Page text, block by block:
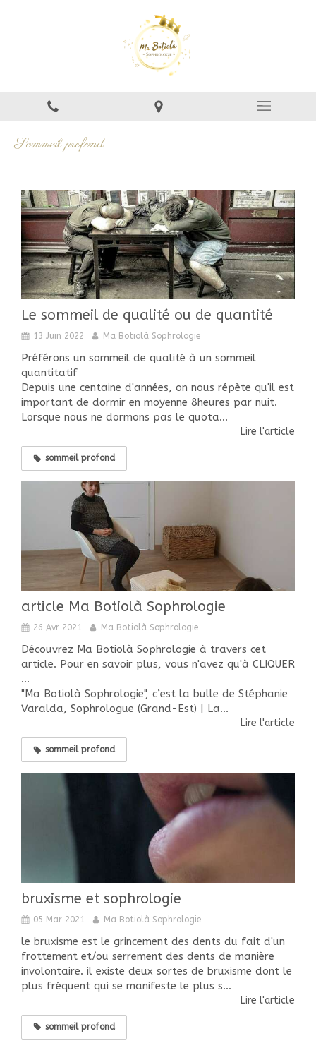
Sommeil profond
Le sommeil de qualité ou de quantité
13 Juin 2022 Ma Botiolà Sophrologie
Préférons un sommeil de qualité à un sommeil
quantitatif
Depuis une centaine d'années, on nous répète qu'il est
important de dormir en moyenne 8heures par nuit.
Lorsque nous ne dormons pas le quota...
Lire l'article
sommeil profond
article Ma Botiolà Sophrologie
26 Avr 2021 Ma Botiolà Sophrologie
Découvrez Ma Botiolà Sophrologie à travers cet
article. Pour en savoir plus, vous n'avez qu'à CLIQUER
...
"Ma Botiolà Sophrologie", c’est la bulle de Stéphanie
Varalda, Sophrologue (Grand-Est) | La...
Lire l'article
sommeil profond
bruxisme et sophrologie
05 Mar 2021 Ma Botiolà Sophrologie
le bruxisme est le grincement des dents du fait d'un
frottement et/ou serrement des dents de manière
involontaire. il existe deux sortes de bruxisme dont le
plus fréquent qui se manifeste le plus s...
Lire l'article
sommeil profond